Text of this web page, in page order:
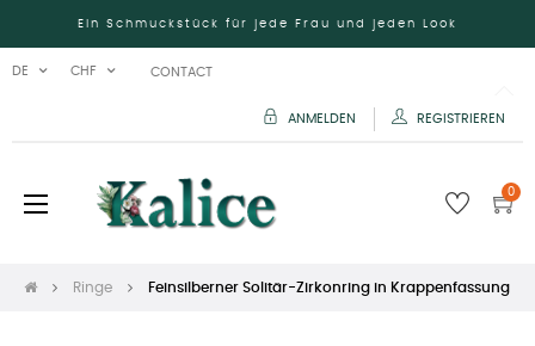
Ein Schmuckstück für jede Frau und jeden Look
DE CHF CONTACT
ANMELDEN REGISTRIEREN
Umschalten
☰ 0
Ringe Feinsilberner Solitär-Zirkonring in Krappenfassung